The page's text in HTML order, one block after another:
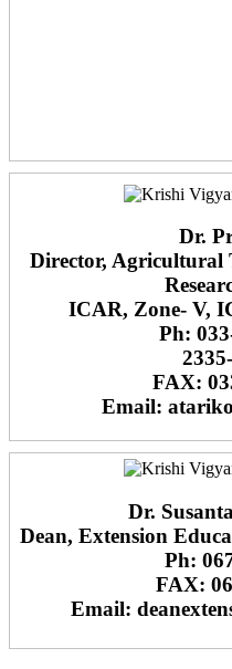
Dr.
Director, Agricultural
ICAR, Zone- V,
Ph:
FAX:
Email:
Dr.
Dean, Extension
Ph:
FAX:
Email: